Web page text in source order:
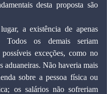
desta proposta são
a existência de apenas
Todos os demais seriam
exceções, como no
aduaneiras. Não haveria mais
sobre a pessoa física ou
os salários não sofreriam